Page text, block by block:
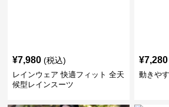
¥7,980 (税込)
レインウェア 快適フィット 全天
候型レインスーツ
¥7,280
動きや